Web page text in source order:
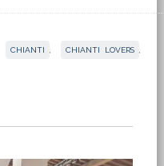
CHIANTI CHIANTI LOVERS